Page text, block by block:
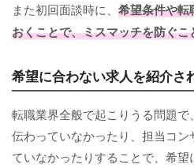
また初回面談時に、 希望条件や転
おくことで、ミスマッチを防ぐ
希望に合わない求人を紹介さ
転職業界全般で起こりうる問題
伝わっていなかったり、担当コ
ていなかったりすることで、希